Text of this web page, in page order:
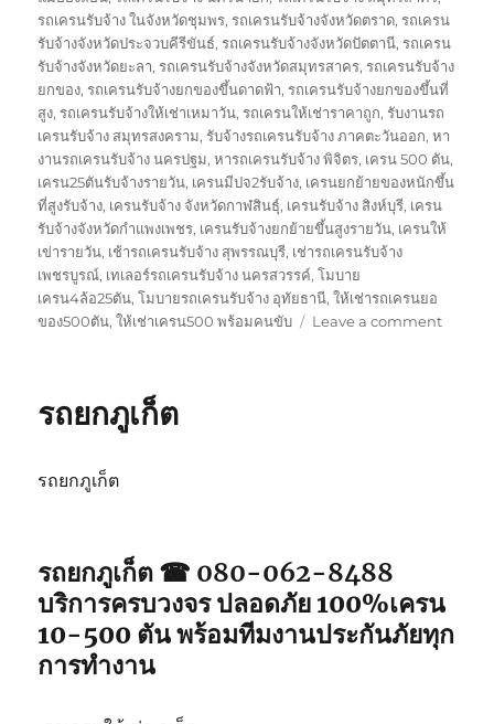
รถเครนรับจ้าง ในจังหวัดชุมพร,รถเครนรับจ้างจังหวัดตราด,รถเครน
รับจ้างจังหวัดประจวบคีรีขันธ์,รถเครนรับจ้างจังหวัดปัตตานี,รถเครน
รับจ้างจังหวัดยะลา,รถเครนรับจ้างจังหวัดสมุทรสาคร,รถเครนรับจ้าง
ยกของ,รถเครนรับจ้างยกของขึ้นดาดฟ้า,รถเครนรับจ้างยกของขึ้นที่
สูง,รถเครนรับจ้างให้เช่าเหมาวัน,รถเครนให้เช่าราคาถูก,รับงานรถ
เครนรับจ้าง สมุทรสงคราม,รับจ้างรถเครนรับจ้าง ภาคตะวันออก,หา
งานรถเครนรับจ้าง นครปฐม,หารถเครนรับจ้าง พิจิตร, เครน 500 ตัน,
เครน25ตันรับจ้างรายวัน, เครนมีปจ2รับจ้าง, เครนยกย้ายของหนักขึ้น
ที่สูงรับจ้าง, เครนรับจ้าง จังหวัดกาฬสินธุ์, เครนรับจ้าง สิงห์บุรี, เครน
รับจ้างจังหวัดกำแพงเพชร, เครนรับจ้างยกย้ายขึ้นสูงรายวัน, เครนให้
เข่ารายวัน, เช้ารถเครนรับจ้าง สุพรรณบุรี, เช่ารถเครนรับจ้าง
เพชรบูรณ์, เทเลอร์รถเครนรับจ้าง นครสวรรค์,โมบาย
เครน4ล้อ25ตัน,โมบายรถเครนรับจ้าง อุทัยธานี,ให้เช่ารถเครนยอ
ของ500ตัน,ให้เช่าเครน500 พร้อมคนขับ Leave a commenton
รถยกภูเก็ต
รถยกภูเก็ต
รถยกภูเก็ต ☎ 080-062-8488
บริการครบวงจร ปลอดภัย 100%เครน
10-500 ตัน พร้อมทีมงานประกันภัยทุก
การทำงาน